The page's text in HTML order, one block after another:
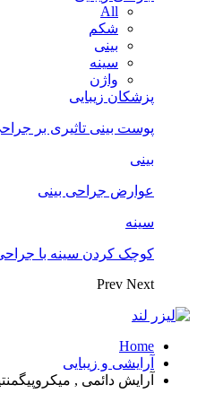
All
شکم
بینی
سینه
واژن
پزشکان زیبایی
پوست بینی تاثیری بر
بینی
عوارض جراحی بینی
سینه
کوچک کردن سینه با
Prev Next
Home
آرایشی و زیبایی
آرایش دائمی ,